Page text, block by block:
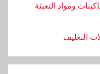
ومواد التعبئة
التغليف